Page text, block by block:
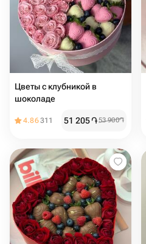
Цветы с клубникой в
шоколаде
4.86311 51 205֏53 900֏